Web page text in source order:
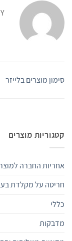
סימון מוצרים בלייזר
קטגוריות מוצרים
אחריות החברה
חריטה על מקלדת
כללי
מדבקות